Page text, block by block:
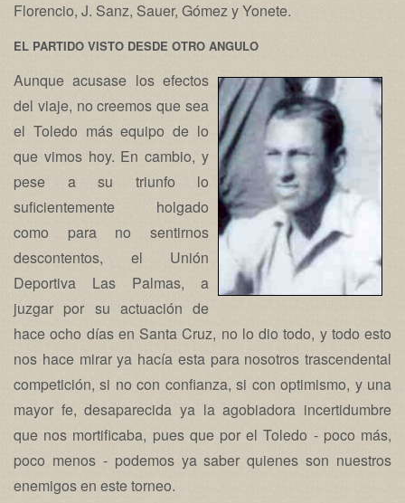
Florencio, J. Sanz, Sauer, Gómez y Yonete.
EL PARTIDO VISTO DESDE OTRO ANGULO
Aunque acusase los efectos
del viaje, no creemos que sea
el Toledo más equipo de lo
que vimos hoy. En cambio, y
pese a su triunfo lo
suficientemente holgado
como para no sentirnos
descontentos, el Unión
Deportiva Las Palmas, a
juzgar por su actuación de
hace ocho días en Santa Cruz, no lo dio todo, y todo esto
nos hace mirar ya hacía esta para nosotros trascendental
competición, si no con confianza, si con optimismo, y una
mayor fe, desaparecida ya la agobiadora incertidumbre
que nos mortificaba, pues que por el Toledo - poco más,
poco menos - podemos ya saber quienes son nuestros
enemigos en este torneo.